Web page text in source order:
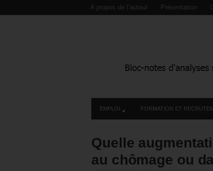
A propos de l’auteur Présentation
EMPLOI FORMATION ET
Quelle
au chômage ou